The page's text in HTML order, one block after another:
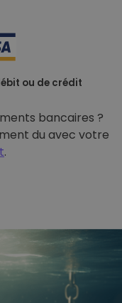
ou de crédit
bancaires ?
du avec votre
.